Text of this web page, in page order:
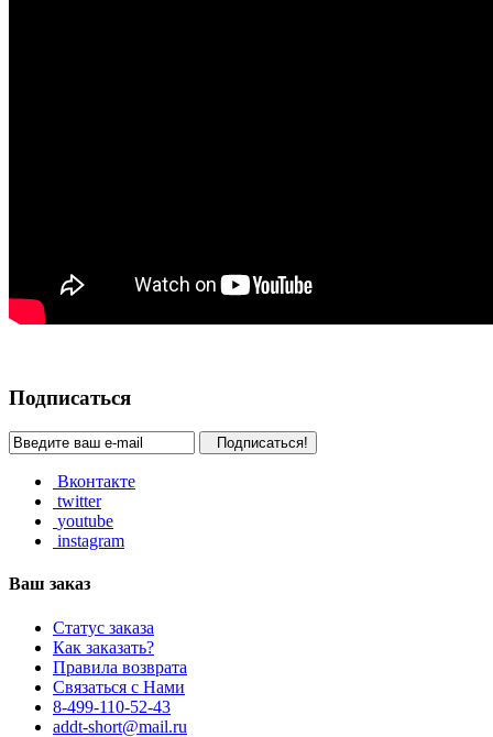
Подписаться
Подписаться!
Вконтакте
twitter
youtube
instagram
Ваш заказ
Статус заказа
Как заказать?
Правила возврата
Связаться с Нами
8-499-110-52-43
addt-short@mail.ru